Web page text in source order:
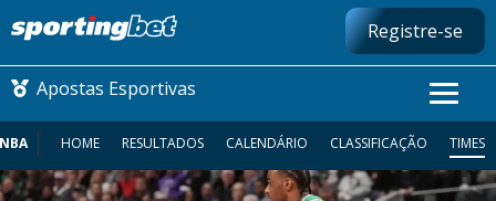
Registre-se
Apostas Esportivas
NBA HOME RESULTADOS CALENDÁRIO CLASSIFICAÇÃO TIMES